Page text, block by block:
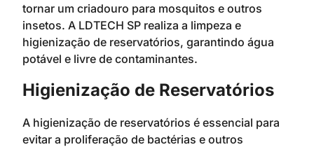
tornar um criadouro para mosquitos e outros
insetos. A LDTECH SP realiza a limpeza e
higienização de reservatórios, garantindo água
potável e livre de contaminantes.
Higienização de Reservatórios
A higienização de reservatórios é essencial para
evitar a proliferação de bactérias e outros